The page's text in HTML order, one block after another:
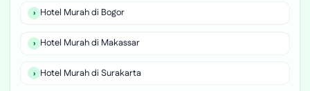
Hotel Murah di Bogor
Hotel Murah di Makassar
Hotel Murah di Surakarta